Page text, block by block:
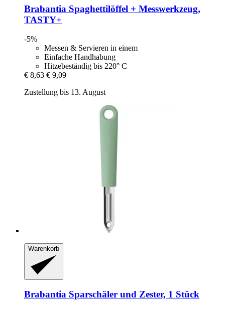
Brabantia Spaghettilöffel + Messwerkzeug,
TASTY+
-5%
Messen & Servieren in einem
Einfache Handhabung
Hitzebeständig bis 220° C
€ 8,63 € 9,09
Zustellung bis 13. August
Warenkorb
Brabantia Sparschäler und Zester, 1 Stück